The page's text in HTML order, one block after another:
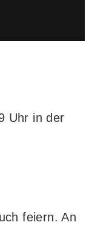
Uhr in der
feiern. An